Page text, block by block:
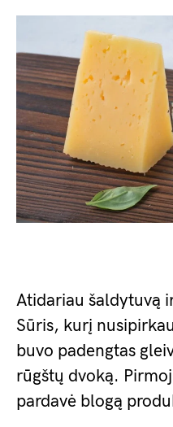
Atidariau šaldytuvą
Sūris, kurį
buvo padengtas
rūgštų dvoką.
pardavė blogą